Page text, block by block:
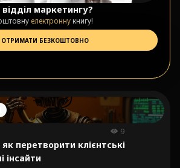
9
перетворити клієнтські
інсайти
маркетингу?
електроннукнигу!
ОТРИМАТИ БЕЗКОШТОВНО